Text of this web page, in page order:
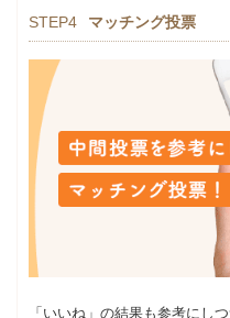
STEP4 マッチング投票
「いいね」の結果も参考にし